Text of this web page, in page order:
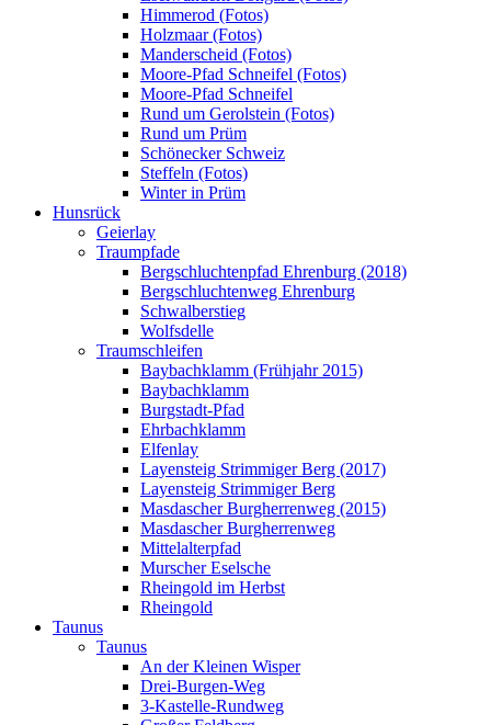
Himmerod (Fotos)
Holzmaar (Fotos)
Manderscheid (Fotos)
Moore-Pfad Schneifel (Fotos)
Moore-Pfad Schneifel
Rund um Gerolstein (Fotos)
Rund um Prüm
Schönecker Schweiz
Steffeln (Fotos)
Winter in Prüm
Hunsrück
Geierlay
Traumpfade
Bergschluchtenpfad Ehrenburg (2018)
Bergschluchtenweg Ehrenburg
Schwalberstieg
Wolfsdelle
Traumschleifen
Baybachklamm (Frühjahr 2015)
Baybachklamm
Burgstadt-Pfad
Ehrbachklamm
Elfenlay
Layensteig Strimmiger Berg (2017)
Layensteig Strimmiger Berg
Masdascher Burgherrenweg (2015)
Masdascher Burgherrenweg
Mittelalterpfad
Murscher Eselsche
Rheingold im Herbst
Rheingold
Taunus
Taunus
An der Kleinen Wisper
Drei-Burgen-Weg
3-Kastelle-Rundweg